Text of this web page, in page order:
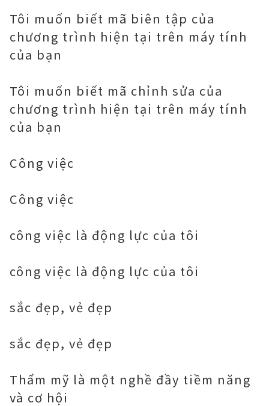
Tôi muốn biết mã biên tập của
chương trình hiện tại trên máy tính
của bạn
Tôi muốn biết mã chỉnh sửa của
chương trình hiện tại trên máy tính
của bạn
Công việc
Công việc
công việc là động lực của tôi
công việc là động lực của tôi
sắc đẹp, vẻ đẹp
sắc đẹp, vẻ đẹp
Thẩm mỹ là một nghề đầy tiềm năng
và cơ hội